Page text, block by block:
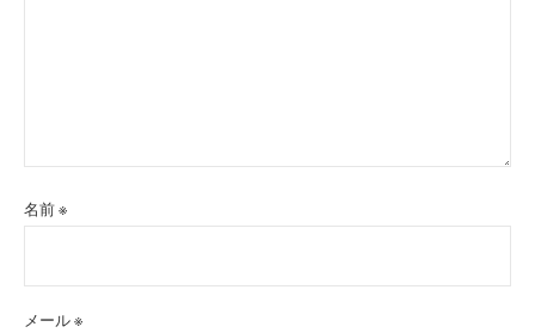
名前※
メール※